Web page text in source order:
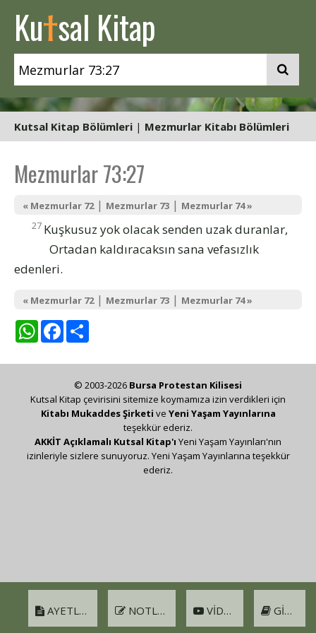
Kutsal Kitap
Kutsal Kitap Bölümleri | Mezmurlar Kitabı Bölümleri
Mezmurlar 73:27
« Mezmurlar 72| Mezmurlar 73 | Mezmurlar 74 »
27 Kuşkusuz yok olacak senden uzak duranlar,
Ortadan kaldıracaksın sana vefasızlık
edenleri.
« Mezmurlar 72| Mezmurlar 73 | Mezmurlar 74 »
WhatsAppFacebook
AYETLER NOTLAR VIDEO GIRIŞ
© 2003-2026 Bursa Protestan Kilisesi
Kutsal Kitap çevirisini sitemize koymamıza izin verdikleri için
Kitabı Mukaddes Şirketi ve Yeni Yaşam Yayınlarına
teşekkür ederiz.
AKKİT Açıklamalı Kutsal Kitap'ı Yeni Yaşam Yayınları'nın
izinleriyle sizlere sunuyoruz. Yeni Yaşam Yayınlarına teşekkür
ederiz.